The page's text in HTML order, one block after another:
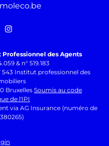
des Agents
& n° 519.183
543 Institut professionnel des
Bruxelles Soumis au code
de l'IPI
via AG Insurance (numéro de